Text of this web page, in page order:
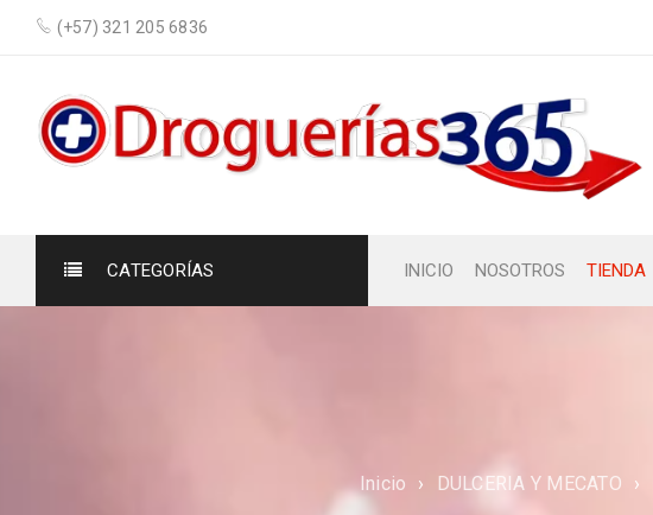
(+57) 321 205 6836
CATEGORÍAS INICIO NOSOTROS TIENDA
Inicio › DULCERIA Y MECATO ›